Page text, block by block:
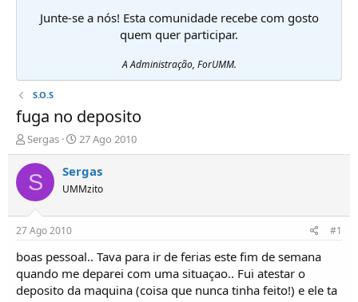
Junte-se a nós! Esta comunidade recebe com gosto
quem quer participar.
A Administração, ForUMM.
S.O.S
fuga no deposito
I
n
i
c
i
d
o
r
e
T
Sergas
D
a
t
a
d
í
i
o
27 Ago 2010
S Sergas
UMMzito
27 Ago 2010 #1
boas pessoal.. Tava para ir de ferias este fim de semana
quando me deparei com uma situaçao.. Fui atestar o
deposito da maquina (coisa que nunca tinha feito!) e ele ta